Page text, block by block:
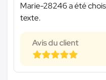
Marie-28246 a été
texte.
Avis du client